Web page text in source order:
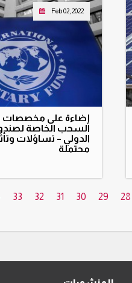
Feb 02, 2022
إضاءة على
السحب الخاصة
الدولي – تساؤلات
محتملة
28
29
30
31
32
33